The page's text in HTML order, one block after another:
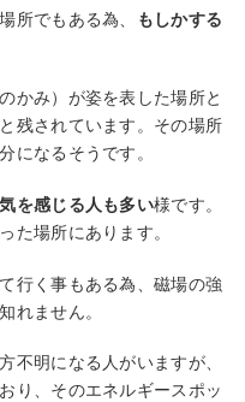
所でもある為、
もしかする
かみ）が姿を表した場所と
残されています。その場所
になるそうです。
を感じる人も多い様です。
た場所にあります。
行く事もある為、磁場の強
れません。
不明になる人がいますが、
り、そのエネルギースポッ